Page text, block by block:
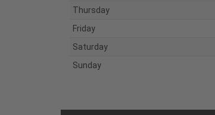
Thursday
Friday
Saturday
Sunday